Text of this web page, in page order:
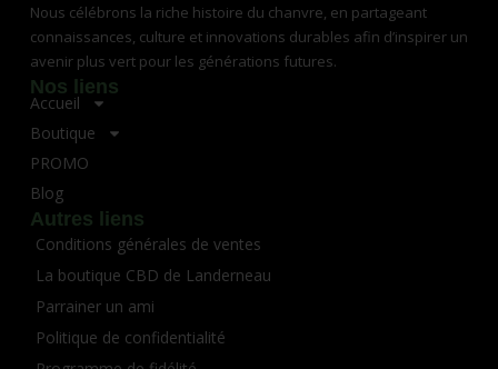
Nous célébrons la riche histoire du chanvre, en partageant
connaissances, culture et innovations durables afin d’inspirer un
avenir plus vert pour les générations futures.
Nos liens
Accueil
Boutique
PROMO
Blog
Autres liens
Conditions générales de ventes
La boutique CBD de Landerneau
Parrainer un ami
Politique de confidentialité